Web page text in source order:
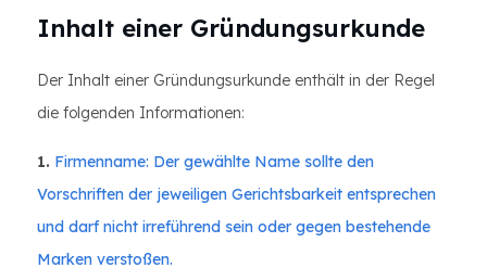
Inhalt einer Gründungsurkunde
Der Inhalt einer Gründungsurkunde enthält in der Regel
die folgenden Informationen:
1. Firmenname: Der gewählte Name sollte den
Vorschriften der jeweiligen Gerichtsbarkeit entsprechen
und darf nicht irreführend sein oder gegen bestehende
Marken verstoßen.